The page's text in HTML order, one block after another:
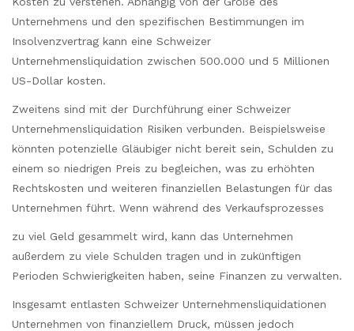
Unternehmens und den spezifischen Bestimmungen im
Insolvenzvertrag kann eine Schweizer
Unternehmensliquidation zwischen 500.000 und 5 Millionen
US-Dollar kosten.
Zweitens sind mit der Durchführung einer Schweizer
Unternehmensliquidation Risiken verbunden. Beispielsweise
könnten potenzielle Gläubiger nicht bereit sein, Schulden zu
einem so niedrigen Preis zu begleichen, was zu erhöhten
Rechtskosten und weiteren finanziellen Belastungen für das
Unternehmen führt. Wenn während des Verkaufsprozesses
zu viel Geld gesammelt wird, kann das Unternehmen
außerdem zu viele Schulden tragen und in zukünftigen
Perioden Schwierigkeiten haben, seine Finanzen zu verwalten.
Insgesamt entlasten Schweizer Unternehmensliquidationen
Unternehmen von finanziellem Druck, müssen jedoch